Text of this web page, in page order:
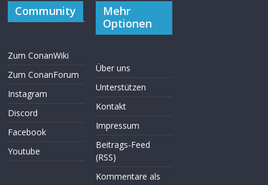
Community
Zum ConanWiki
Zum ConanForum
Instagram
Discord
Facebook
Youtube
Mehr
Optionen
Über uns
Unterstützen
Kontakt
Impressum
Beitrags-Feed
(RSS)
Kommentare als